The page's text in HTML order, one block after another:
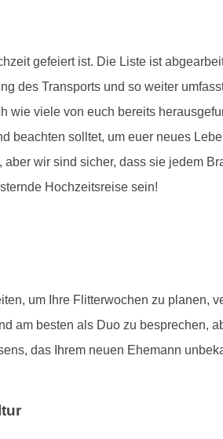
gefeiert ist. Die Liste ist
des Transports und so weiter
viele von euch bereits
beachten solltet, um euer neues
wir sind sicher, dass sie jedem
Hochzeitsreise sein!
um Ihre Flitterwochen zu planen,
am besten als Duo zu besprechen,
das Ihrem neuen Ehemann